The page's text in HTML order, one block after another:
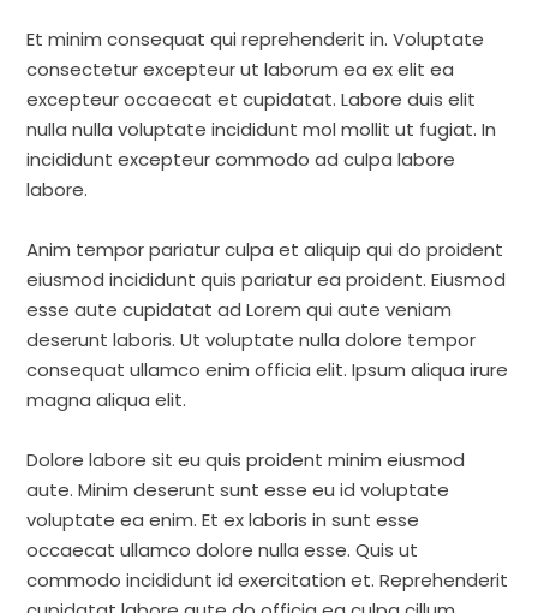
Et minim consequat qui reprehenderit in. Voluptate
consectetur excepteur ut laborum ea ex elit ea
excepteur occaecat et cupidatat. Labore duis elit
nulla nulla voluptate incididunt mol mollit ut fugiat. In
incididunt excepteur commodo ad culpa labore
labore.
Anim tempor pariatur culpa et aliquip qui do proident
eiusmod incididunt quis pariatur ea proident. Eiusmod
esse aute cupidatat ad Lorem qui aute veniam
deserunt laboris. Ut voluptate nulla dolore tempor
consequat ullamco enim officia elit. Ipsum aliqua irure
magna aliqua elit.
Dolore labore sit eu quis proident minim eiusmod
aute. Minim deserunt sunt esse eu id voluptate
voluptate ea enim. Et ex laboris in sunt esse
occaecat ullamco dolore nulla esse. Quis ut
commodo incididunt id exercitation et. Reprehenderit